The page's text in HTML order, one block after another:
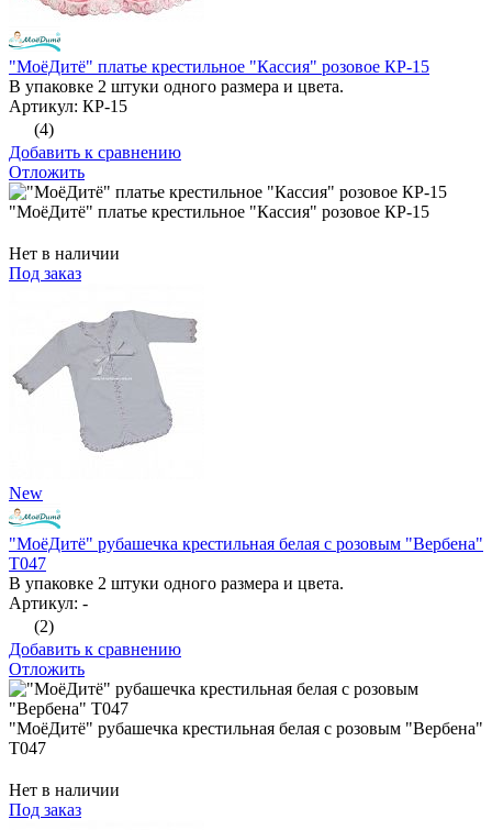
"МоёДитё" платье крестильное "Кассия" розовое КР-15
В упаковке 2 штуки одного размера и цвета.
Артикул: КР-15
(4)
Добавить к сравнению
Отложить
"МоёДитё" платье крестильное "Кассия" розовое КР-15
Нет в наличии
Под заказ
New
"МоёДитё" рубашечка крестильная белая с розовым "Вербена"
Т047
В упаковке 2 штуки одного размера и цвета.
Артикул: -
(2)
Добавить к сравнению
Отложить
"МоёДитё" рубашечка крестильная белая с розовым "Вербена"
Т047
Нет в наличии
Под заказ